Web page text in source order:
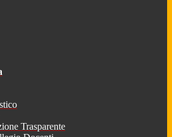
Trasparente